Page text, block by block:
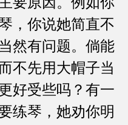
，你说她简直不
然有问题。倘能
不先用大帽子当
好受些吗？有一
练琴，她劝你明